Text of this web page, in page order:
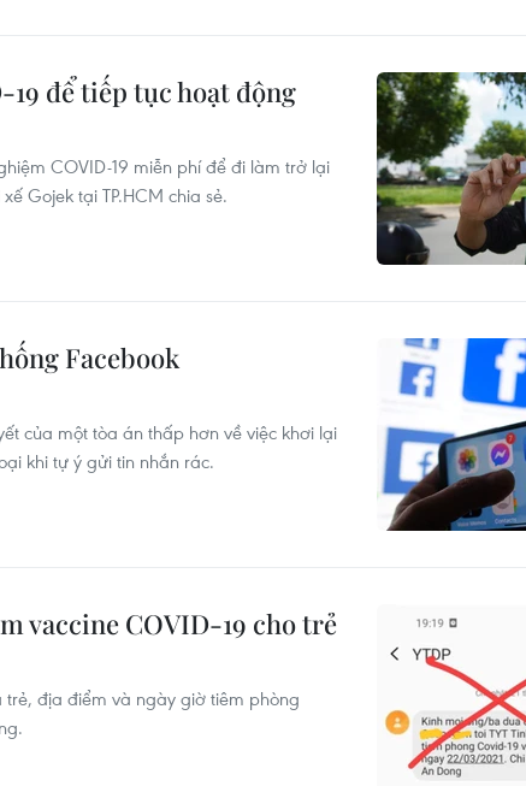
để tiếp tục hoạt động
COVID-19 miễn phí để đi làm trở lại
Gojek tại TP.HCM chia sẻ.
Facebook
của một tòa án thấp hơn về việc khơi lại
khi tự ý gửi tin nhắn rác.
vaccine COVID-19 cho trẻ
trẻ, địa điểm và ngày giờ tiêm phòng